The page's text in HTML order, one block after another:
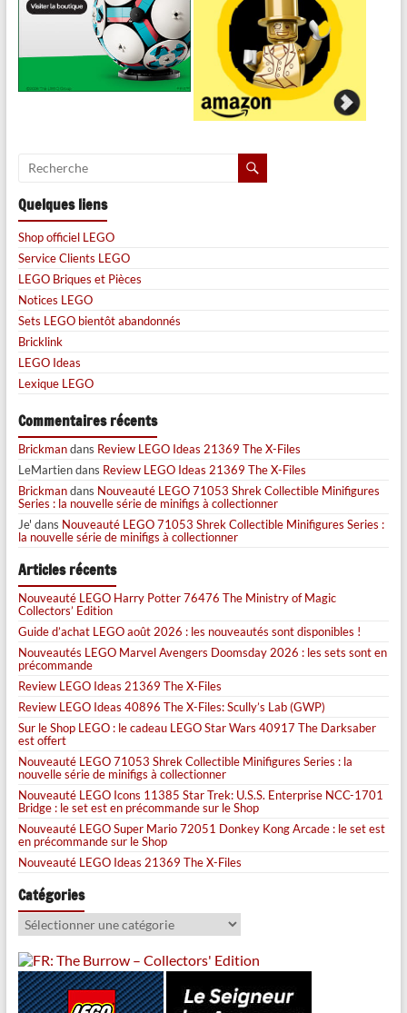
Quelques liens
Shop officiel LEGO
Service Clients LEGO
LEGO Briques et Pièces
Notices LEGO
Sets LEGO bientôt abandonnés
Bricklink
LEGO Ideas
Lexique LEGO
Commentaires récents
Brickmandans Review LEGO Ideas 21369 The X-Files
LeMartiendans Review LEGO Ideas 21369 The X-Files
Brickmandans Nouveauté LEGO 71053 Shrek Collectible Minifigures
Series : la nouvelle série de minifigs à collectionner
Je' dans Nouveauté LEGO 71053 Shrek Collectible Minifigures Series :
la nouvelle série de minifigs à collectionner
Articles récents
Nouveauté LEGO Harry Potter 76476 The Ministry of Magic
Collectors’ Edition
Guide d’achat LEGO août 2026 : les nouveautés sont disponibles !
Nouveautés LEGO Marvel Avengers Doomsday 2026 : les sets sont en
précommande
Review LEGO Ideas 21369 The X-Files
Review LEGO Ideas 40896 The X-Files: Scully’s Lab (GWP)
Sur le Shop LEGO : le cadeau LEGO Star Wars 40917 The Darksaber
est offert
Nouveauté LEGO 71053 Shrek Collectible Minifigures Series : la
nouvelle série de minifigs à collectionner
Nouveauté LEGO Icons 11385 Star Trek: U.S.S. Enterprise NCC-1701
Bridge : le set est en précommande sur le Shop
Nouveauté LEGO Super Mario 72051 Donkey Kong Arcade : le set est
en précommande sur le Shop
Nouveauté LEGO Ideas 21369 The X-Files
Catégories
Catégories